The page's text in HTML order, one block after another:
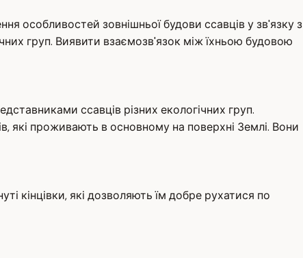
особливостей зовнішньої будови ссавців у зв'язку з
груп. Виявити взаємозв'язок між їхньою будовою
ссавців різних екологічних груп.
які проживають в основному на поверхні Землі. Вони
кінцівки, які дозволяють їм добре рухатися по